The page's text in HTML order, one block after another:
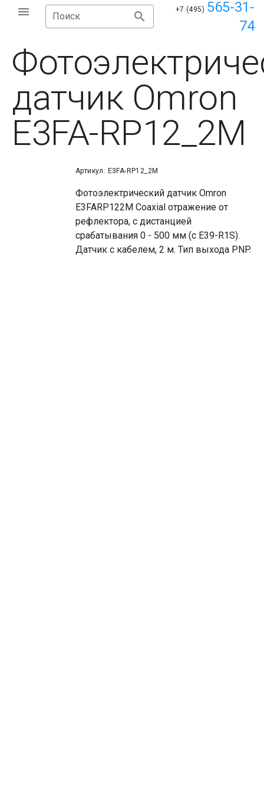
Поиск
+7 (495) 565-31-
74
датчик Omron
E3FA-RP12_2M
Артикул: E3FA-RP12_2M
Фотоэлектрический датчик Omron
E3FARP122M Coaxial отражение от
рефлектора, с дистанцией
срабатывания 0 - 500 мм (с E39-R1S).
Датчик с кабелем, 2 м. Тип выхода PNP.